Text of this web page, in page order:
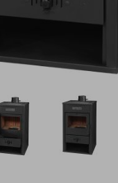
View larger imageView